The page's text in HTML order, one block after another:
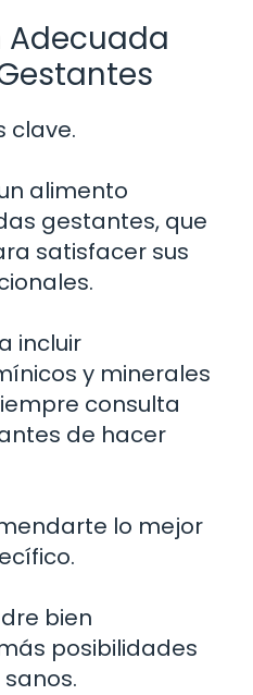
clave.
alimento
gestantes, que
satisfacer sus
incluir
y minerales
consulta
de hacer
lo mejor
bien
posibilidades